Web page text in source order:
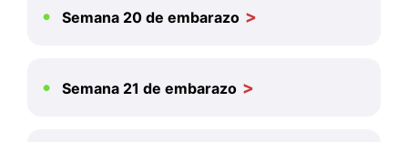
Semana 20 de embarazo
Semana 21 de embarazo